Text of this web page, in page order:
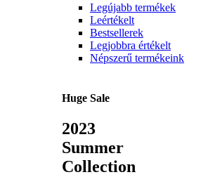
Legújabb termékek
Leértékelt
Bestsellerek
Legjobbra értékelt
Népszerű termékeink
Huge Sale
2023
Summer
Collection